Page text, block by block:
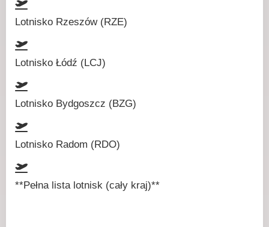
Lotnisko Rzeszów (RZE)
Lotnisko Łódź (LCJ)
Lotnisko Bydgoszcz (BZG)
Lotnisko Radom (RDO)
**Pełna lista lotnisk (cały kraj)**